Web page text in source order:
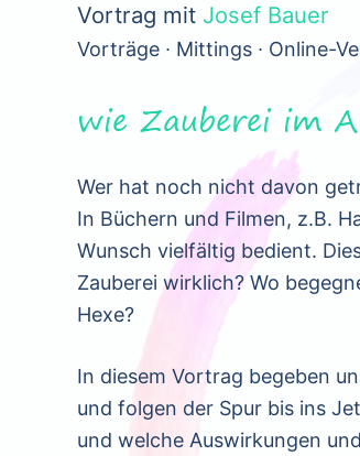
Vortrag mit Josef Bauer
Vorträge ∙ Mittings ∙ Online-
wie Zauberei im
Wer hat noch nicht davon
In Büchern und Filmen, z.B.
Wunsch vielfältig bedient.
Zauberei wirklich? Wo
Hexe?
In diesem Vortrag begeben
und folgen der Spur bis ins
und welche Auswirkungen